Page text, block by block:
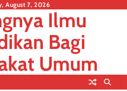
August 7, 2026
Ilmu
Bagi
Umum